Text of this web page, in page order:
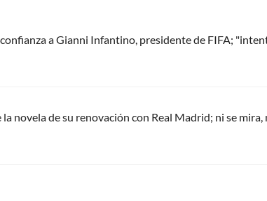
a Gianni Infantino, presidente de FIFA;
novela de su renovación con Real Madrid; ni se mira,